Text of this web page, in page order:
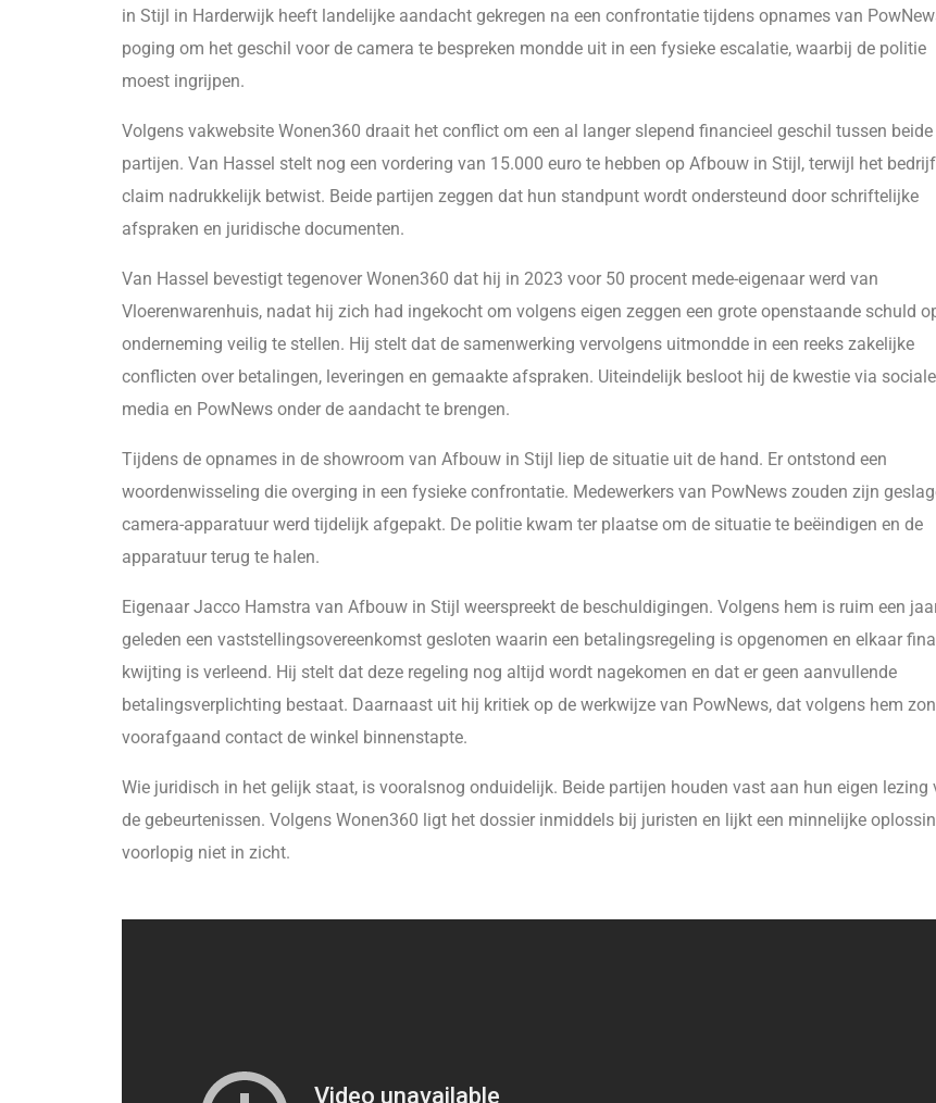
in Stijl in Harderwijk heeft landelijke aandacht gekregen na een confrontatie tijdens opnames van
poging om het geschil voor de camera te bespreken mondde uit in een fysieke escalatie, waarbij de politie
moest ingrijpen.
Volgens vakwebsite Wonen360 draait het conflict om een al langer slepend financieel geschil tussen beide
partijen. Van Hassel stelt nog een vordering van 15.000 euro te hebben op Afbouw in Stijl, terwijl het
claim nadrukkelijk betwist. Beide partijen zeggen dat hun standpunt wordt ondersteund door schriftelijke
afspraken en juridische documenten.
Van Hassel bevestigt tegenover Wonen360 dat hij in 2023 voor 50 procent mede-eigenaar werd van
Vloerenwarenhuis, nadat hij zich had ingekocht om volgens eigen zeggen een grote openstaande schuld
onderneming veilig te stellen. Hij stelt dat de samenwerking vervolgens uitmondde in een reeks zakelijke
conflicten over betalingen, leveringen en gemaakte afspraken. Uiteindelijk besloot hij de kwestie via sociale
media en PowNews onder de aandacht te brengen.
Tijdens de opnames in de showroom van Afbouw in Stijl liep de situatie uit de hand. Er ontstond een
woordenwisseling die overging in een fysieke confrontatie. Medewerkers van PowNews zouden zijn
camera-apparatuur werd tijdelijk afgepakt. De politie kwam ter plaatse om de situatie te beëindigen en de
apparatuur terug te halen.
Eigenaar Jacco Hamstra van Afbouw in Stijl weerspreekt de beschuldigingen. Volgens hem is ruim een
geleden een vaststellingsovereenkomst gesloten waarin een betalingsregeling is opgenomen en elkaar
kwijting is verleend. Hij stelt dat deze regeling nog altijd wordt nagekomen en dat er geen aanvullende
betalingsverplichting bestaat. Daarnaast uit hij kritiek op de werkwijze van PowNews, dat volgens hem
voorafgaand contact de winkel binnenstapte.
Wie juridisch in het gelijk staat, is vooralsnog onduidelijk. Beide partijen houden vast aan hun eigen lezing
de gebeurtenissen. Volgens Wonen360 ligt het dossier inmiddels bij juristen en lijkt een minnelijke
voorlopig niet in zicht.